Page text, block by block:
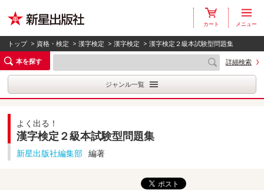
カート メニュー
トップ > 資格・検定 >漢字検定 >漢字検定 > 漢字検定２級本試験型問題集
本を探す
詳細検索
ジャンル一覧
よく出る！
漢字検定２級本試験型問題集
新星出版社編集部 編著